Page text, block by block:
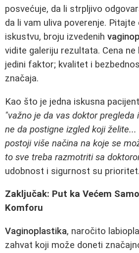
posvećuje, da li strpljivo
da li vam uliva poverenje. Pitajte
iskustvu, broju izvedenih
vidite galeriju rezultata. Cena ne
jedini faktor; kvalitet i
značaja.
Kao što je jedna iskusna
"važno je da vas doktor pregleda
ne da postigne izgled koji želite...
postoji više načina na koje se
to sve treba razmotriti sa
udobnost i sigurnost su prioritet.
Zaključak: Put ka Većem
Komforu
Vaginoplastika, naročito
zahvat koji može doneti